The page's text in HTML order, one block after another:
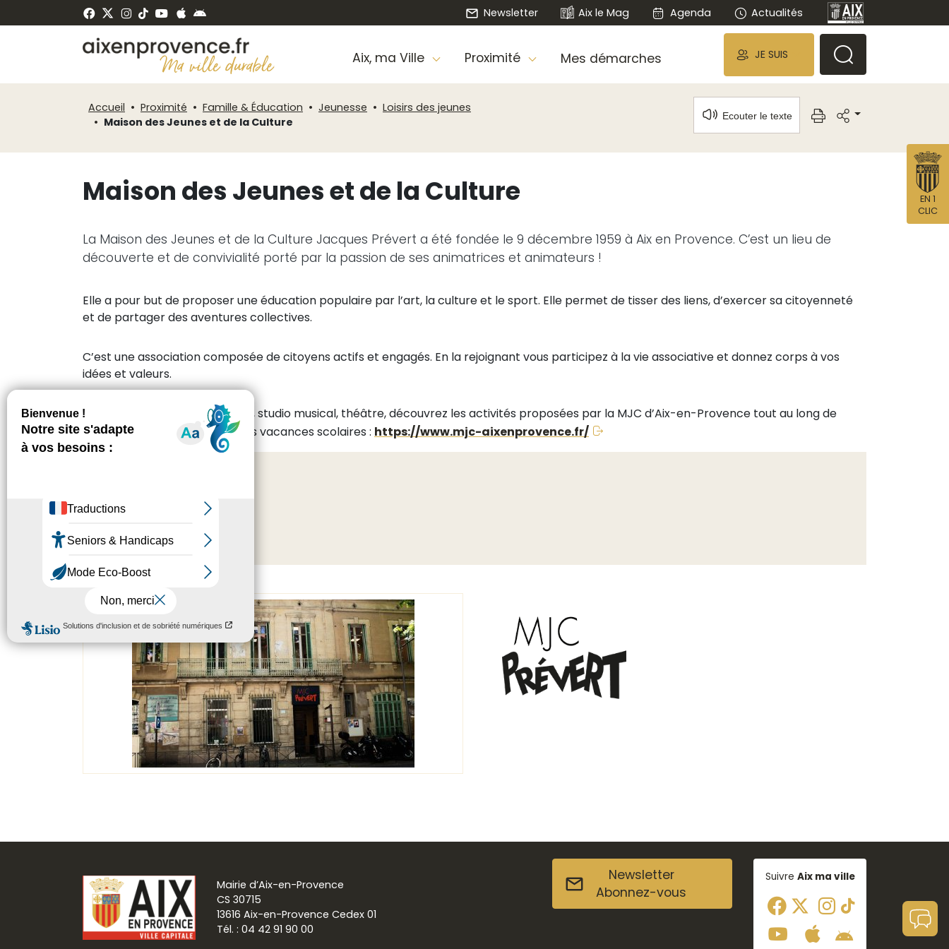
Newsletter Aix le Mag Agenda Actualités
Aix, ma Ville Proximité Mes démarches JE SUIS
Accueil Proximité Famille & Éducation Jeunesse
Loisirs des jeunes
Maison des Jeunes et de la Culture
Ecouter le texte
Maison des Jeunes et de la Culture
La Maison des Jeunes et de la Culture Jacques Prévert a été fondée le 9 décembre 1959 à Aix en Provence. C’est un lieu de
découverte et de convivialité porté par la passion de ses animatrices et animateurs !
Elle a pour but de proposer une éducation populaire par l’art, la culture et le sport. Elle permet de tisser des liens, d’exercer sa citoyenneté
et de partager des aventures collectives.
C’est une association composée de citoyens actifs et engagés. En la rejoignant vous participez à la vie associative et donnez corps à vos
idées et valeurs.
Chant, écriture, musique, sport, studio musical, théâtre, découvrez les activités proposées par la MJC d’Aix-en-Provence tout au long de
l’année ou les stages durant les vacances scolaires : https://www.mjc-aixenprovence.fr/
24 Bd de la République
13100 Aix-en-Provence
Tél. 04 42 26 36 50
Mairie d’Aix-en-Provence
CS 30715
13616 Aix-en-Provence Cedex 01
Tél. : 04 42 91 90 00
Newsletter
Abonnez-vous
Suivre Aix ma ville
EN 1
CLIC
de
Panneau de gestion des cookies